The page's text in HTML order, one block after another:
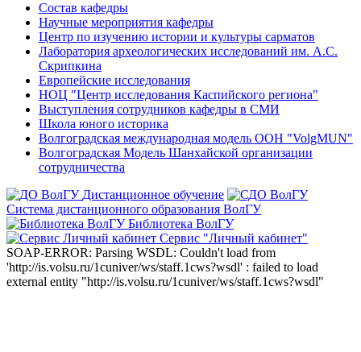
Состав кафедры
Научные мероприятия кафедры
Центр по изучению истории и культуры сарматов
Лаборатория археологических исследований им. А.С.
Скрипкина
Европейские исследования
НОЦ "Центр исследования Каспийского региона"
Выступления сотрудников кафедры в СМИ
Школа юного историка
Волгоградская международная модель ООН "VolgMUN"
Волгоградская Модель Шанхайской организации
сотрудничества
Дистанционное обучение
Система дистанционного образования ВолГУ
Библиотека ВолГУ
Сервис "Личный кабинет"
SOAP-ERROR: Parsing WSDL: Couldn't load from
'http://is.volsu.ru/1cuniver/ws/staff.1cws?wsdl' : failed to load
external entity "http://is.volsu.ru/1cuniver/ws/staff.1cws?wsdl"